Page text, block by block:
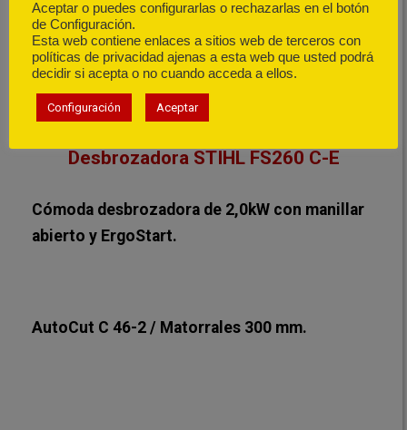
Desbrozadora STIHL FS260 C-E
Cómoda desbrozadora de 2,0kW con manillar
abierto y ErgoStart.
AutoCut C 46-2 / Matorrales 300 mm.
Aceptar o puedes configurarlas o rechazarlas en el botón
de Configuración.
Esta web contiene enlaces a sitios web de terceros con
políticas de privacidad ajenas a esta web que usted podrá
decidir si acepta o no cuando acceda a ellos.
Configuración Aceptar